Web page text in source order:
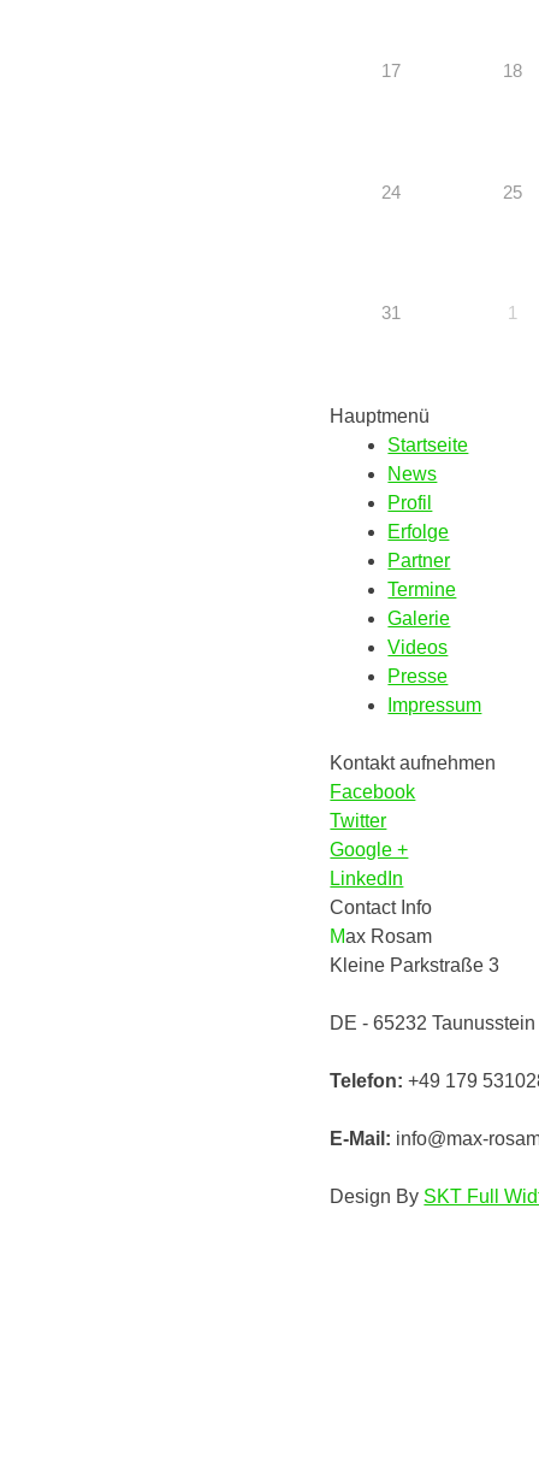
17 18
24 25
31 1
Hauptmenü
Startseite
News
Profil
Erfolge
Partner
Termine
Galerie
Videos
Presse
Impressum
Kontakt aufnehmen
Facebook
Twitter
Google +
LinkedIn
Contact Info
Max Rosam
Kleine Parkstraße 3
DE - 65232 Taunusstein
Telefon: +49 179
E-Mail: info@max-
Design By SKT Full